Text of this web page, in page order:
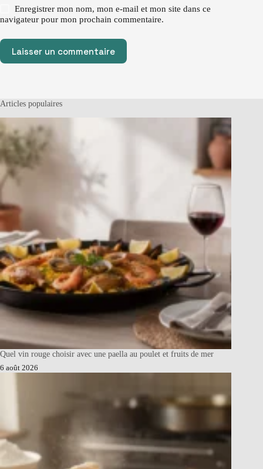
Enregistrer mon nom, mon e-mail et mon site dans ce
navigateur pour mon prochain commentaire.
Laisser un commentaire
Articles populaires
Quel vin rouge choisir avec une paella au poulet et fruits de mer
6 août 2026